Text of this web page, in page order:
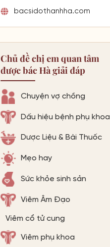
bacsidothanhha.com
Chủ đề chị em quan tâm
được bác Hà giải đáp
Chuyện vợ chồng
Dấu hiệu bệnh phụ khoa
Dược Liệu & Bài Thuốc
Mẹo hay
Sức khỏe sinh sản
Viêm Âm Đạo
Viêm cổ tử cung
Viêm phụ khoa